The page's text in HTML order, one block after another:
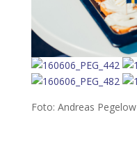
Foto: Andreas Pegelow